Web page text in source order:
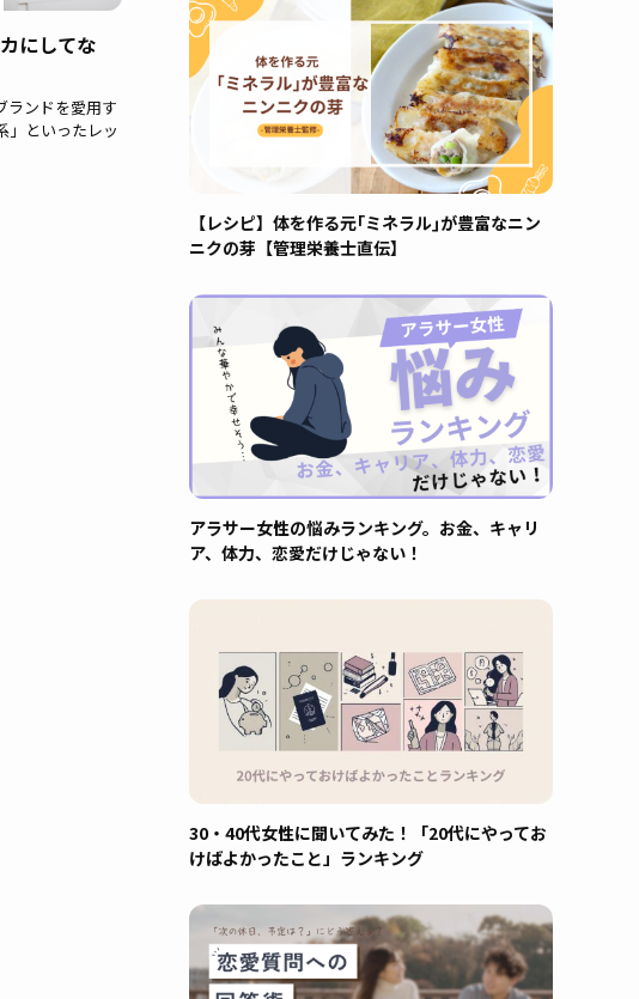
にしてな
ランドを愛用す
」といったレッ
【レシピ】体を作る元｢ミネラル｣が豊富なニン
ニクの芽【管理栄養士直伝】
アラサー女性の悩みランキング。お金、キャリ
ア、体力、恋愛だけじゃない！
30・40代女性に聞いてみた！「20代にやってお
けばよかったこと」ランキング